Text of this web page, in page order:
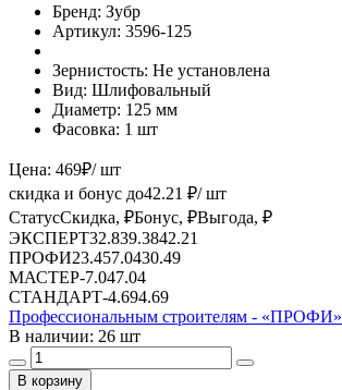
Бренд: Зубр
Артикул: 3596-125
Зернистость: Не установлена
Вид: Шлифовальный
Диаметр: 125 мм
Фасовка: 1 шт
Цена: 469₽/ шт
скидка и бонус до42.21 ₽/ шт
СтатусСкидка, ₽Бонус, ₽Выгода, ₽
ЭКСПЕРТ32.839.3842.21
ПРОФИ23.457.0430.49
МАСТЕР-7.047.04
СТАНДАРТ-4.694.69
Профессиональным строителям - «ПРОФИ»
В наличии: 26 шт
В корзину